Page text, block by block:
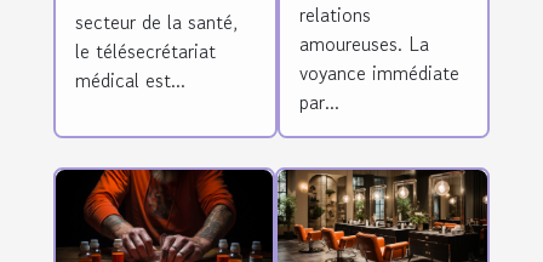
secteur de la santé,
le télésecrétariat
médical est...
questions
d’amour ?
relations
amoureuses. La
voyance immédiate
par...